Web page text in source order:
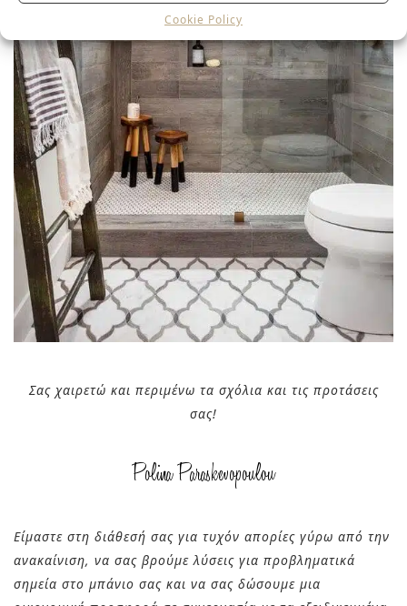
Cookie Policy
Σας χαιρετώ και περιμένω τα σχόλια και τις προτάσεις
σας!
Είμαστε στη διάθεσή σας για τυχόν απορίες γύρω από την
ανακαίνιση, να σας βρούμε λύσεις για προβληματικά
σημεία στο μπάνιο σας και να σας δώσουμε μια